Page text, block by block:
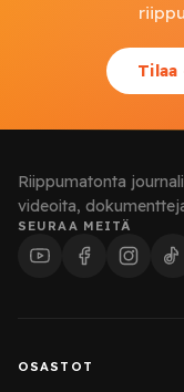
Riippumatonta
videoita,
SEURAA MEITÄ
OSASTOT